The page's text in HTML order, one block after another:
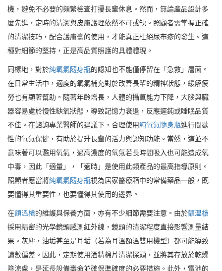
機，避免不必要的頻繁檢查打擾長輩休息。然而，無論產品設計多
麼先進，定時的清潔與皮膚護理依然不可或缺。照顧者需掌握正確
的清潔技巧，配合護膚膏的使用，才能真正杜絕尿布疹的發生。這
種對細節的堅持，正是高品質照護的具體體現。
同樣地，對於純氧氣隨身瓶的認知也不能僅停留在「急救」層面。
在日常生活中，適度的氧氣補充對於改善長輩的精神狀態，緩解疲
勞也有顯著幫助。隨著年齡增長，人體的攝氧能力下降，大腦與臟
器容易處於慢性缺氧狀態，導致記憶力衰退，反應遲鈍或睡眠品質
不佳。在諮詢專業醫師的建議下，合理使用純氧氣隨身瓶進行間歇
性的氧氣保健，有助於提升長輩的活力與認知功能。當然，這並不
意味著可以濫用氧氣，過高濃度的氧氣若長時間吸入也可能造成氧
中毒，因此「適量」，「適時」是使用此類產品的最高指導原則。
照顧者應當將純氧氣隨身瓶視為居家醫療箱中的常備藥品一般，既
要懂得其重要性，也要懂得其使用的邊界。
在額溫槍的維護與保養方面，亦有不少細節需要注意。由於額溫槍
採用精密的光學鏡頭感測紅外線，鏡頭的清潔程度直接影響測量結
果。灰塵，油垢甚至是耳垢（若為耳溫額溫雙用機型）都可能導致
讀數偏差。因此，定期使用酒精棉片清潔探頭，並將其存放於乾燥
陰涼處，是延長設備壽命並確保準確度的必要措施。此外，電池的